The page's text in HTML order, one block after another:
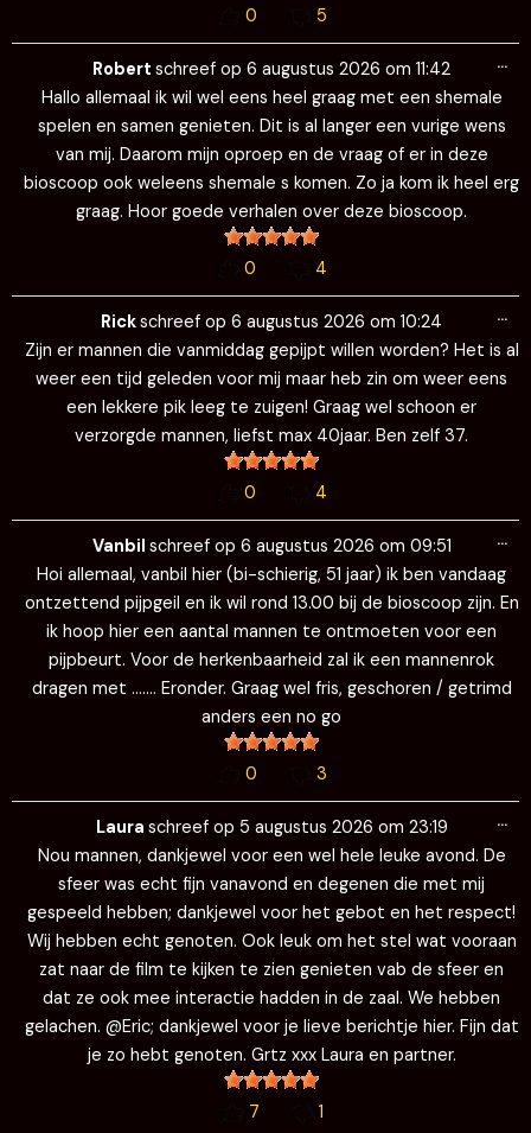
0 5
Robert schreef op 6 augustus 2026 om 11:42
Hallo allemaal ik wil wel eens heel graag met een shemale
spelen en samen genieten. Dit is al langer een vurige wens
van mij. Daarom mijn oproep en de vraag of er in deze
bioscoop ook weleens shemale s komen. Zo ja kom ik heel erg
graag. Hoor goede verhalen over deze bioscoop.
0 4
…
Rickschreef op 6 augustus 2026 om 10:24
Zijn er mannen die vanmiddag gepijpt willen worden? Het is al
weer een tijd geleden voor mij maar heb zin om weer eens
een lekkere pik leeg te zuigen! Graag wel schoon er
verzorgde mannen, liefst max 40jaar. Ben zelf 37.
0 4
…
Vanbil schreef op 6 augustus 2026 om 09:51
Hoi allemaal, vanbil hier (bi-schierig, 51 jaar) ik ben vandaag
ontzettend pijpgeil en ik wil rond 13.00 bij de bioscoop zijn. En
ik hoop hier een aantal mannen te ontmoeten voor een
pijpbeurt. Voor de herkenbaarheid zal ik een mannenrok
dragen met ……. Eronder. Graag wel fris, geschoren / getrimd
anders een no go
0 3
…
Laura schreef op 5 augustus 2026 om 23:19
Nou mannen, dankjewel voor een wel hele leuke avond. De
sfeer was echt fijn vanavond en degenen die met mij
gespeeld hebben; dankjewel voor het gebot en het respect!
Wij hebben echt genoten. Ook leuk om het stel wat vooraan
zat naar de film te kijken te zien genieten vab de sfeer en
dat ze ook mee interactie hadden in de zaal. We hebben
gelachen. @Eric; dankjewel voor je lieve berichtje hier. Fijn dat
je zo hebt genoten. Grtz xxx Laura en partner.
7 1
…